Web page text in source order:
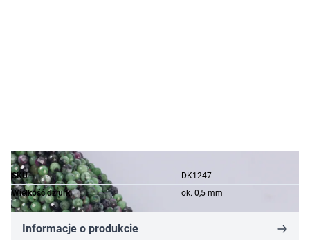
SKU
DK1247
Wielkość dziurki
ok. 0,5 mm
Informacje o produkcie